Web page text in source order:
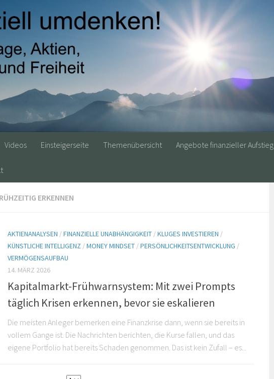
Videos Einsteigerseite Themenübersicht Angebote finanzieller Aufstieg
ERKENNEN
AKTIENANALYSEN /FINANZIELLE UNABHÄNGIGKEIT /KLUGES INVESTIEREN /
KÜNSTLICHE INTELLIGENZ /MONEY MINDSET /PERSÖNLICHKEITSENTWICKLUNG /
VERMÖGENSAUFBAU
14. MÄRZ 2026
Kapitalmarkt-Frühwarnsystem: Mit zwei Prompts
täglich Krisen erkennen, bevor sie eskalieren
Die meisten Anleger bemerken eine Finanzkrise dann, wenn sie bereits in
vollem Gange ist. Die Nachrichten berichten, die Kurse fallen, und das
eigene Portfolio hat bereits Schaden genommen. Das ist kein Zufall – es...